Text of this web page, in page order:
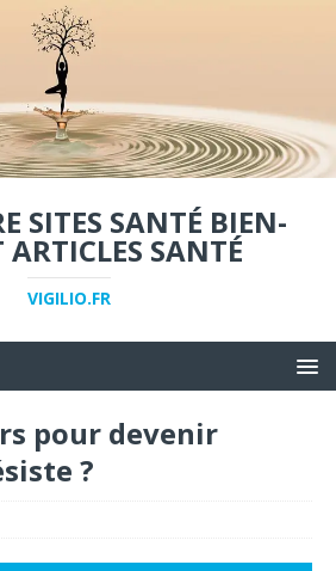
SITES SANTÉ BIEN-
ARTICLES SANTÉ
VIGILIO.FR
pour devenir
?